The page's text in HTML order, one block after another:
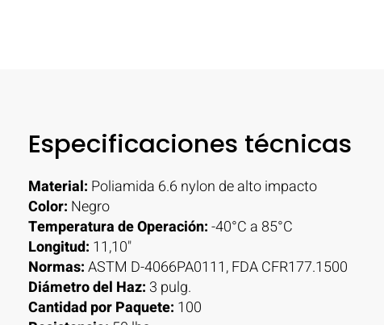
Especificaciones técnicas
Material: Poliamida 6.6 nylon de alto impacto
Color: Negro
Temperatura de Operación:-40°C a 85°C
Longitud: 11,10"
Normas:ASTM D-4066PA0111, FDA CFR177.1500
Diámetro del Haz: 3 pulg.
Cantidad por Paquete: 100